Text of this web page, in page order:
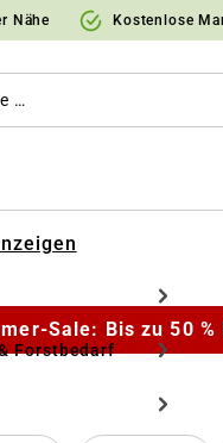
Nähe Kostenlose
Forstbedarf
Sale: Bis zu 50